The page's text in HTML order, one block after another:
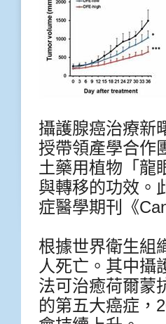
攝護腺癌治療新
授帶領產學合作
土藥用植物「龍
與轉移的功效。
症醫學期刊《
根據世界衛生組
人死亡。其中攝
法可治癒荷爾蒙
的第五大癌症，